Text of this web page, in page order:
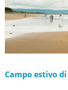
Campo estivo